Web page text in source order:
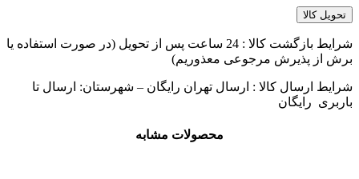
تحویل کالا
شرایط بازگشت کالا : 24 ساعت پس از تحویل (در صورت استفاده یا
برش از پذیرش مرجوعی معذوریم)
شرایط ارسال کالا : ارسال تهران رایگان – شهرستان: ارسال تا
باربری رایگان
محصولات مشابه